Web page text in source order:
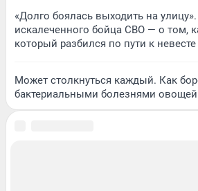
«Долго боялась выходить на
искалеченного бойца СВО — о том,
который разбился по пути к невесте
Может столкнуться каждый. Как
бактериальными болезнями